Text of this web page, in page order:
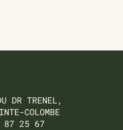
DR TRENEL,
COLOMBE
87 25 67